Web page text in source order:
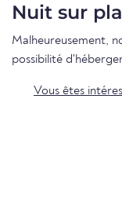
Nuit sur
Malheureusement,
possibilité
Vous êtes